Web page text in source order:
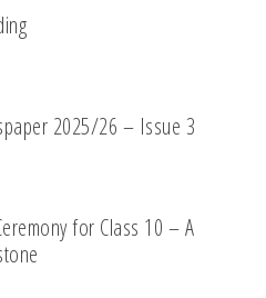
2025/26 – Issue 3
for Class 10 – A